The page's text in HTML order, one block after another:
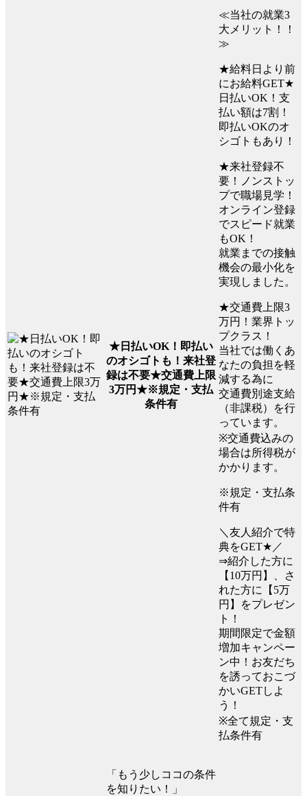
★日払いOK！即払い
のオシゴトも！来社登
録は不要★交通費上限
3万円★※規定・支払
条件有
≪当社の就業3
大メリット！！
≫
★給料日より前
にお給料GET★
日払いOK！支
払い額は7割！
即払いOKのオ
シゴトもあり！
★来社登録不
要！ノンストッ
プで職場見学！
オンライン登録
でスピード就業
もOK！
就業までの接触
機会の最小化を
実現しました。
★交通費上限3
万円！業界トッ
プクラス！
当社では働くあ
なたの負担を軽
減する為に
交通費別途支給
（非課税）を行
っています。
※交通費込みの
場合は所得税が
かかります。
※規定・支払条
件有
＼友人紹介で特
典をGET★／
⇒紹介した方に
【10万円】、さ
れた方に【5万
円】をプレゼン
ト！
期間限定で金額
増加キャンペー
ン中！お友だち
を誘っておこづ
かいGETしよ
う！
※全て規定・支
払条件有
「もう少しココの条件
を知りたい！」